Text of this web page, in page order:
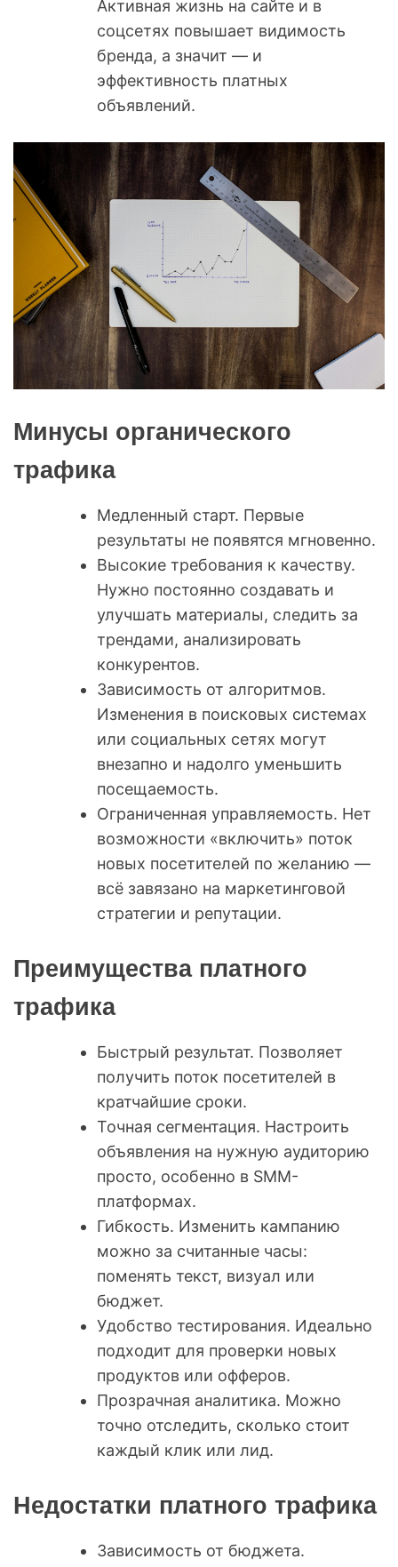
Активная жизнь на сайте и в
соцсетях повышает видимость
бренда, а значит — и
эффективность платных
объявлений.
Минусы органического
трафика
Медленный старт. Первые
результаты не появятся мгновенно.
Высокие требования к качеству.
Нужно постоянно создавать и
улучшать материалы, следить за
трендами, анализировать
конкурентов.
Зависимость от алгоритмов.
Изменения в поисковых системах
или социальных сетях могут
внезапно и надолго уменьшить
посещаемость.
Ограниченная управляемость. Нет
возможности «включить» поток
новых посетителей по желанию —
всё завязано на маркетинговой
стратегии и репутации.
Преимущества платного
трафика
Быстрый результат. Позволяет
получить поток посетителей в
кратчайшие сроки.
Точная сегментация. Настроить
объявления на нужную аудиторию
просто, особенно в SMM-
платформах.
Гибкость. Изменить кампанию
можно за считанные часы:
поменять текст, визуал или
бюджет.
Удобство тестирования. Идеально
подходит для проверки новых
продуктов или офферов.
Прозрачная аналитика. Можно
точно отследить, сколько стоит
каждый клик или лид.
Недостатки платного трафика
Зависимость от бюджета.